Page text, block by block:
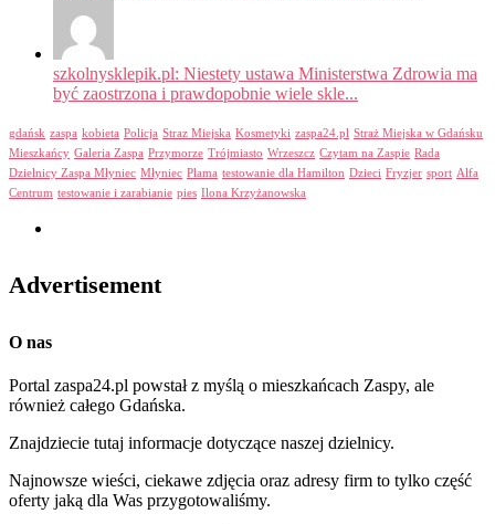
szkolnysklepik.pl: Niestety ustawa Ministerstwa Zdrowia ma
być zaostrzona i prawdopobnie wiele skle...
gdańsk zaspa kobieta Policja Straz Miejska Kosmetyki zaspa24.pl Straż Miejska w Gdańsku
Mieszkańcy Galeria Zaspa Przymorze Trójmiasto Wrzeszcz Czytam na Zaspie Rada
Dzielnicy Zaspa Młyniec Młyniec Plama testowanie dla Hamilton Dzieci Fryzjer sport Alfa
Centrum testowanie i zarabianie pies Ilona Krzyżanowska
Advertisement
O nas
Portal zaspa24.pl powstał z myślą o mieszkańcach Zaspy, ale
również całego Gdańska.
Znajdziecie tutaj informacje dotyczące naszej dzielnicy.
Najnowsze wieści, ciekawe zdjęcia oraz adresy firm to tylko część
oferty jaką dla Was przygotowaliśmy.